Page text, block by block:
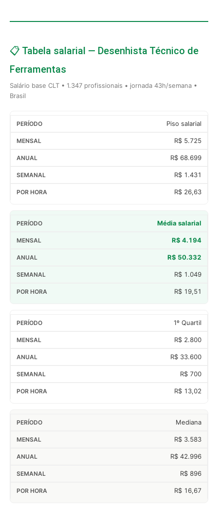
📋 Tabela salarial — Desenhista Técnico de
Ferramentas
Salário base CLT • 1.347 profissionais • jornada 43h/semana •
Brasil
Piso salarial
R$ 5.725
R$ 68.699
R$ 1.431
R$ 26,63
Média salarial
R$ 4.194
R$ 50.332
R$ 1.049
R$ 19,51
1º Quartil
R$ 2.800
R$ 33.600
R$ 700
R$ 13,02
Mediana
R$ 3.583
R$ 42.996
R$ 896
R$ 16,67